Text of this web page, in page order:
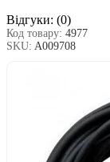
Відгуки: (0)
Код товару: 4977
SKU: A009708